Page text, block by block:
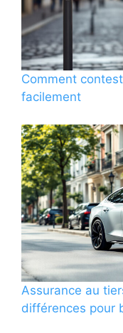
Comment
facilement
Assurance au
différences pour